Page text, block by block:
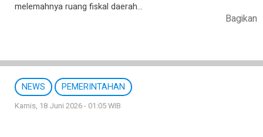
melemahnya ruang fiskal daerah…
Bagikan
NEWS PEMERINTAHAN
Kamis, 18 Juni 2026 - 01:05 WIB